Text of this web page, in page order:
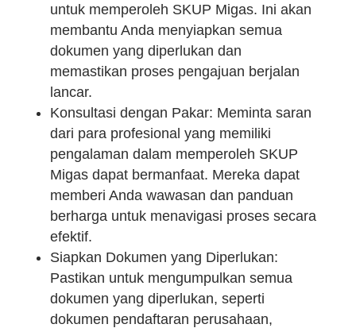
untuk memperoleh SKUP Migas. Ini akan
membantu Anda menyiapkan semua
dokumen yang diperlukan dan
memastikan proses pengajuan berjalan
lancar.
Konsultasi dengan Pakar: Meminta saran
dari para profesional yang memiliki
pengalaman dalam memperoleh SKUP
Migas dapat bermanfaat. Mereka dapat
memberi Anda wawasan dan panduan
berharga untuk menavigasi proses secara
efektif.
Siapkan Dokumen yang Diperlukan:
Pastikan untuk mengumpulkan semua
dokumen yang diperlukan, seperti
dokumen pendaftaran perusahaan,